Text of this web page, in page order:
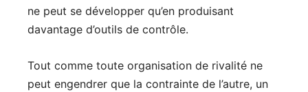
ne peut se développer qu’en produisant
davantage d’outils de contrôle.
Tout comme toute organisation de rivalité ne
peut engendrer que la contrainte de l’autre, un